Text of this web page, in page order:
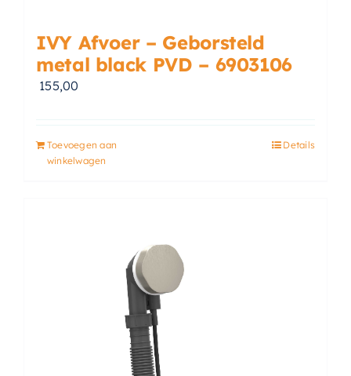
IVY Afvoer – Geborsteld
metal black PVD – 6903106
155,00
Toevoegen aan
winkelwagen
Details